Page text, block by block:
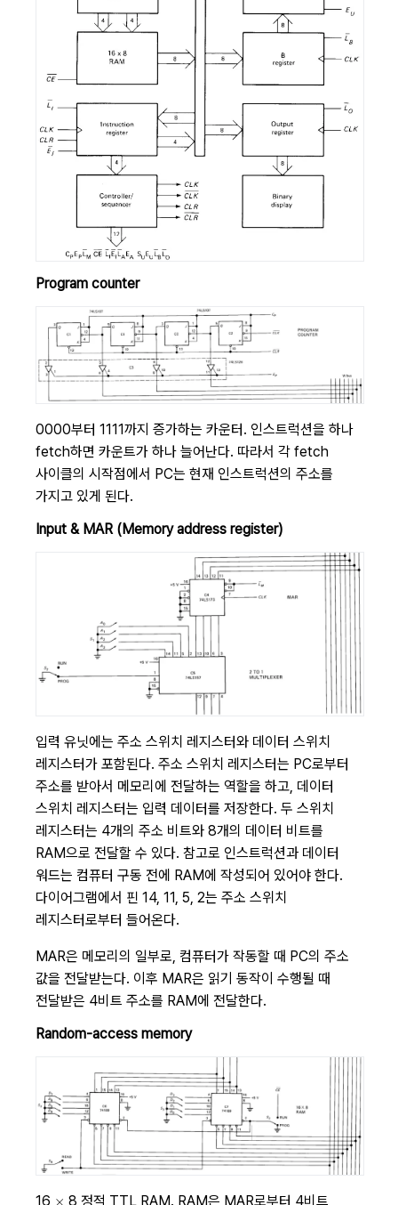
Program counter
0000부터 1111까지 증가하는 카운터. 인스트럭션을 하나
fetch하면 카운트가 하나 늘어난다. 따라서 각 fetch
사이클의 시작점에서 PC는 현재 인스트럭션의 주소를
가지고 있게 된다.
Input & MAR (Memory address register)
입력 유닛에는 주소 스위치 레지스터와 데이터 스위치
레지스터가 포함된다. 주소 스위치 레지스터는 PC로부터
주소를 받아서 메모리에 전달하는 역할을 하고, 데이터
스위치 레지스터는 입력 데이터를 저장한다. 두 스위치
레지스터는 4개의 주소 비트와 8개의 데이터 비트를
RAM으로 전달할 수 있다. 참고로 인스트럭션과 데이터
워드는 컴퓨터 구동 전에 RAM에 작성되어 있어야 한다.
다이어그램에서 핀 14, 11, 5, 2는 주소 스위치
레지스터로부터 들어온다.
MAR은 메모리의 일부로, 컴퓨터가 작동할 때 PC의 주소
값을 전달받는다. 이후 MAR은 읽기 동작이 수행될 때
전달받은 4비트 주소를 RAM에 전달한다.
Random-access memory
16 \times
× 8 정적 TTL RAM. RAM은 MAR로부터 4비트